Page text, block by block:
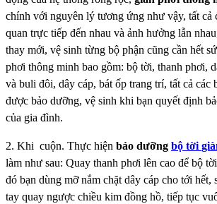
chính với nguyên lý tương ứng như vậy, tất cả
quan trực tiếp đến nhau và ảnh hưởng lẫn
thay mới, vệ sinh từng bộ phận cũng cần hết
phơi thông minh bao gồm: bộ tời, thanh phơi,
và buli đôi, dây cáp, bát ốp trang trí, tất cả các
được bảo dưỡng, vệ sinh khi bạn quyết định
của gia đình.
2. Khi cuộn. Thực hiện bảo dưỡng bộ tời
làm như sau: Quay thanh phơi lên cao để bộ
đó bạn dùng mỡ nắm chặt dây cáp cho tới hết,
tay quay ngược chiều kim đồng hồ, tiếp tục